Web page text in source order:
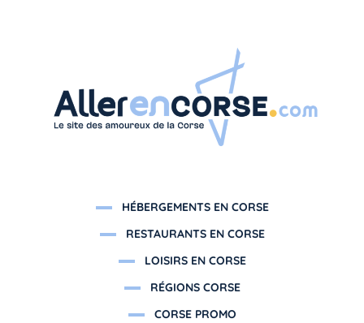
HÉBERGEMENTS EN CORSE
RESTAURANTS EN CORSE
LOISIRS EN CORSE
RÉGIONS CORSE
CORSE PROMO